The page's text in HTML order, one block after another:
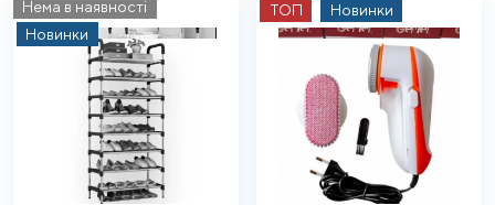
Нема в наявності
Новинки
ТОП Новинки